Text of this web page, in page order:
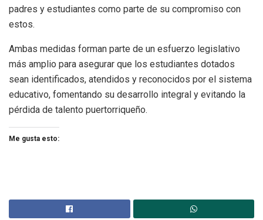
padres y estudiantes como parte de su compromiso con
estos.
Ambas medidas forman parte de un esfuerzo legislativo
más amplio para asegurar que los estudiantes dotados
sean identificados, atendidos y reconocidos por el sistema
educativo, fomentando su desarrollo integral y evitando la
pérdida de talento puertorriqueño.
Me gusta esto: